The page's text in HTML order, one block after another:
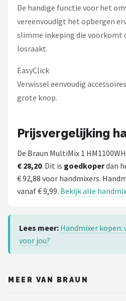
De handige functie voor het
vereenvoudigt het opbergen
slimme inkeping die voorkomt
losraakt.
EasyClick
Verwissel eenvoudig
grote knop.
Prijsvergelijking
De Braun MultiMix 1
€ 28,20. Dit is goedkoperdan
€ 92,88 voor handmixers.
vanaf € 9,99. Bekijk alle
Lees meer: Handmixer kopen:
voor jou?
MEER VAN BRAUN